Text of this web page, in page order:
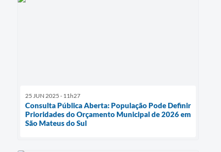
25 JUN 2025 - 11h27
Consulta Pública Aberta: População Pode Definir
Prioridades do Orçamento Municipal de 2026 em
São Mateus do Sul